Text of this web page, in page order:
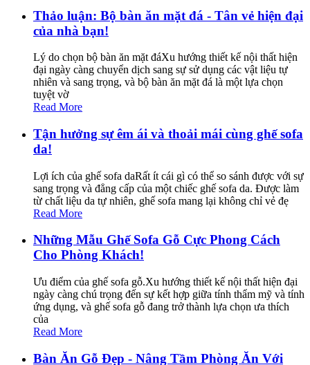
Thảo luận: Bộ bàn ăn mặt đá - Tân vẻ hiện đại
của nhà bạn!
Lý do chọn bộ bàn ăn mặt đáXu hướng thiết kế nội thất hiện
đại ngày càng chuyển dịch sang sự sử dụng các vật liệu tự
nhiên và sang trọng, và bộ bàn ăn mặt đá là một lựa chọn
tuyệt vờ
Read More
Tận hưởng sự êm ái và thoải mái cùng ghế sofa
da!
Lợi ích của ghế sofa daRất ít cái gì có thể so sánh được với sự
sang trọng và đẳng cấp của một chiếc ghế sofa da. Được làm
từ chất liệu da tự nhiên, ghế sofa mang lại không chỉ vẻ đẹ
Read More
Những Mẫu Ghế Sofa Gỗ Cực Phong Cách
Cho Phòng Khách!
Ưu điểm của ghế sofa gỗ.Xu hướng thiết kế nội thất hiện đại
ngày càng chú trọng đến sự kết hợp giữa tính thẩm mỹ và tính
ứng dụng, và ghế sofa gỗ đang trở thành lựa chọn ưa thích
của
Read More
Bàn Ăn Gỗ Đẹp - Nâng Tầm Phòng Ăn Với